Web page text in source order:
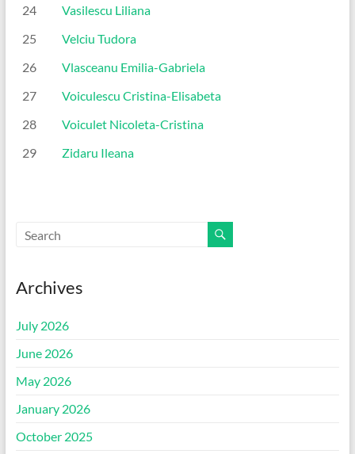
24
Vasilescu Liliana
25
Velciu Tudora
26
Vlasceanu Emilia-Gabriela
27
Voiculescu Cristina-Elisabeta
28
Voiculet Nicoleta-Cristina
29
Zidaru Ileana
Archives
July 2026
June 2026
May 2026
January 2026
October 2025